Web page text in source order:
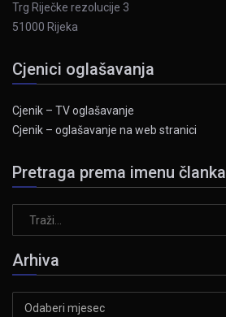
Trg Riječke rezolucije 3
51000 Rijeka
Cjenici oglašavanja
Cjenik – TV oglašavanje
Cjenik – oglašavanje na web stranici
Pretraga prema imenu članka
Arhiva